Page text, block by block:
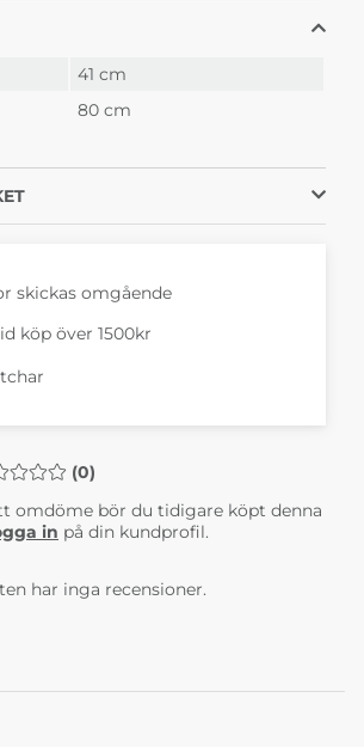
41 cm
80 cm
skickas omgående
köp över 1500kr
0 AV 5 ANTAL BETYG 0
(0)
omdöme bör du tidigare köpt denna
in på din kundprofil.
har inga recensioner.